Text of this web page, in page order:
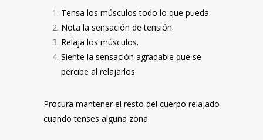
Tensa los músculos todo lo que pueda.
Nota la sensación de tensión.
Relaja los músculos.
Siente la sensación agradable que se
percibe al relajarlos.
Procura mantener el resto del cuerpo relajado
cuando tenses alguna zona.